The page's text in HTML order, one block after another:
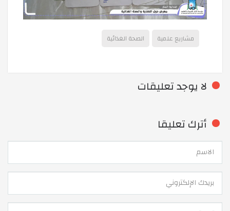
مشاريع علمية الصحة الغذائية
لا يوجد تعليقات
أترك تعليقا